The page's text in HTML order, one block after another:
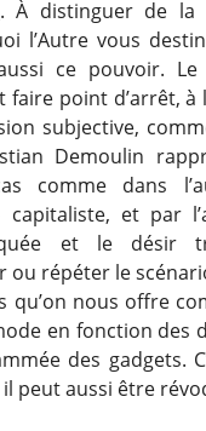
. À distinguer de la
l’Autre vous
ce pouvoir.
faire point d’arrêt, à
subjective,
Demoulin
comme dans
capitaliste, et par
et le désir
ou répéter le
qu’on nous offre
en fonction des
des gadgets.
peut aussi être